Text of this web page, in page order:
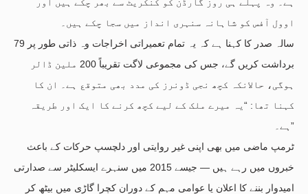
اوول آفس کو شاہانہ سنہری انداز میں سجا چکے ہیں۔
79 سالہ صدر کا کہنا ہے کہ یہ تمام تعمیراتی اخراجات وہ ذاتی طور پر
برداشت کریں گے، جس کی مجموعی لاگت تقریباً 200 ملین ڈالر
ہوگی، حالانکہ کچھ نجی ڈونرز کی مدد بھی متوقع ہے۔ ان کا
کہنا تھا: “یہ میرے ملک کے لیے کچھ کرنے کا ایک اور طریقہ
ہے۔”
ٹرمپ ماضی میں بھی اپنی غیر روایتی اور دلچسپ حرکات کے باعث
خبروں میں رہے ہیں — جیسے 2015 میں سنہرے ایسکلیٹر سے صدارتی
امیدوار بننے کا اعلان یا عوامی مہم کے دوران کچرا گاڑی میں بیٹھ کر